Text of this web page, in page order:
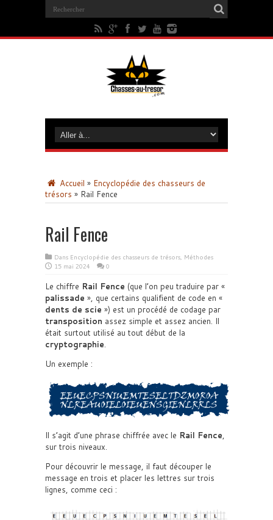
Accueil » Encyclopédie des chasseurs de
trésors » Rail Fence
Rail Fence
Dans Encyclopédie des chasseurs de trésors, Méthodes
15 mai 2024
0
Le chiffre Rail Fence (que l’on peu traduire par «
palissade », que certains qualifient de code en «
dents de scie ») est un procédé de codage par
transposition assez simple et assez ancien. Il
était surtout utilisé au tout début de la
cryptographie.
Un exemple :
Il s’agit d’une phrase chiffrée avec le Rail Fence,
sur trois niveaux.
Pour découvrir le message, il faut découper le
message en trois et placer les lettres sur trois
lignes, comme ceci :